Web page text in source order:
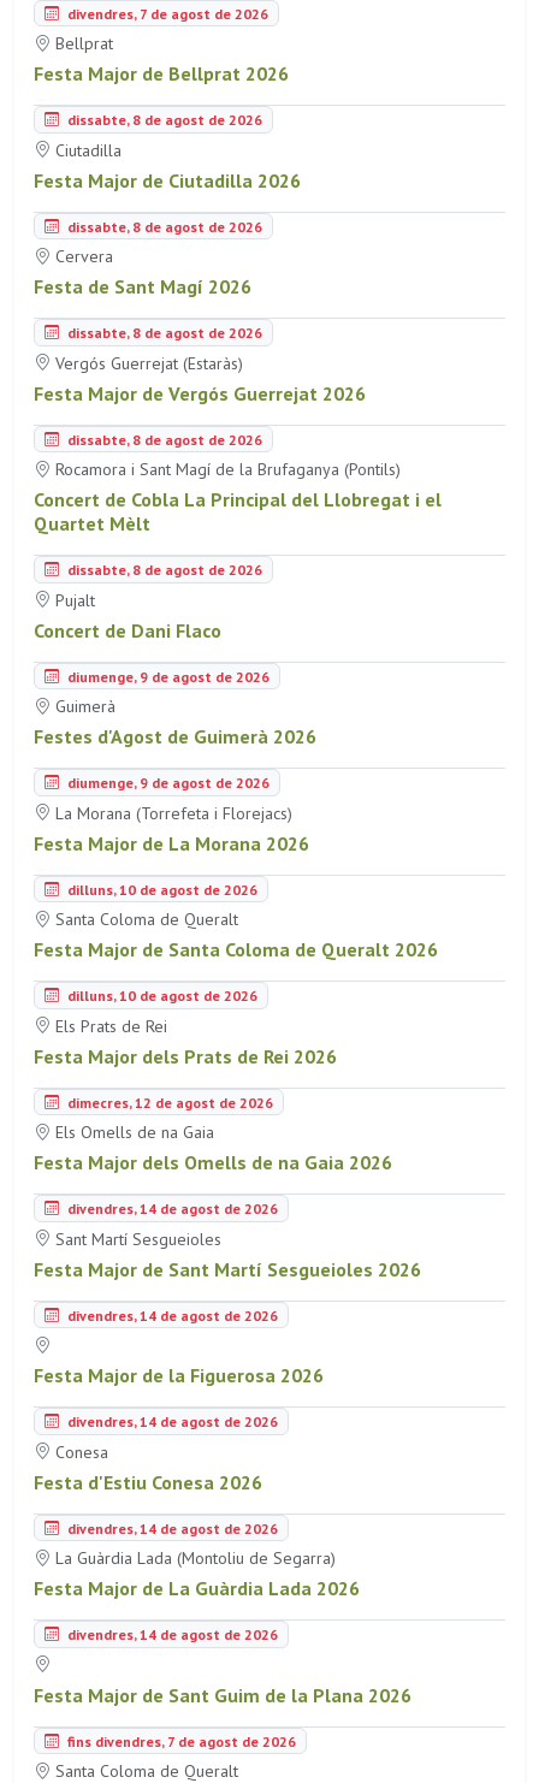
divendres, 7 de agost de 2026
Bellprat
Festa Major de Bellprat 2026
dissabte, 8 de agost de 2026
Ciutadilla
Festa Major de Ciutadilla 2026
dissabte, 8 de agost de 2026
Cervera
Festa de Sant Magí 2026
dissabte, 8 de agost de 2026
Vergós Guerrejat (Estaràs)
Festa Major de Vergós Guerrejat 2026
dissabte, 8 de agost de 2026
Rocamora i Sant Magí de la Brufaganya (Pontils)
Concert de Cobla La Principal del Llobregat i el
Quartet Mèlt
dissabte, 8 de agost de 2026
Pujalt
Concert de Dani Flaco
diumenge, 9 de agost de 2026
Guimerà
Festes d'Agost de Guimerà 2026
diumenge, 9 de agost de 2026
La Morana (Torrefeta i Florejacs)
Festa Major de La Morana 2026
dilluns, 10 de agost de 2026
Santa Coloma de Queralt
Festa Major de Santa Coloma de Queralt 2026
dilluns, 10 de agost de 2026
Els Prats de Rei
Festa Major dels Prats de Rei 2026
dimecres, 12 de agost de 2026
Els Omells de na Gaia
Festa Major dels Omells de na Gaia 2026
divendres, 14 de agost de 2026
Sant Martí Sesgueioles
Festa Major de Sant Martí Sesgueioles 2026
divendres, 14 de agost de 2026
Festa Major de la Figuerosa 2026
divendres, 14 de agost de 2026
Conesa
Festa d'Estiu Conesa 2026
divendres, 14 de agost de 2026
La Guàrdia Lada (Montoliu de Segarra)
Festa Major de La Guàrdia Lada 2026
divendres, 14 de agost de 2026
Festa Major de Sant Guim de la Plana 2026
fins divendres, 7 de agost de 2026
Santa Coloma de Queralt